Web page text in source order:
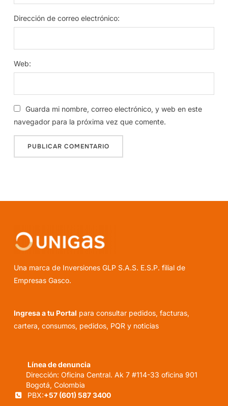
Dirección de correo electrónico:
Web:
Guarda mi nombre, correo electrónico, y web en este
navegador para la próxima vez que comente.
Una marca de Inversiones GLP S.A.S. E.S.P. filial de
Empresas Gasco.
Ingresa a tu Portal para consultar pedidos, facturas,
cartera, consumos, pedidos, PQR y noticias
Línea de denuncia
Dirección: Oficina Central. Ak 7 #114-33 oficina 901
Bogotá, Colombia
PBX:+57 (601) 587 3400